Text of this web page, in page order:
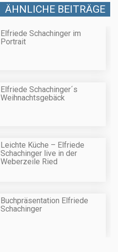
ÄHNLICHE BEITRÄGE
Elfriede Schachinger im
Portrait
Elfriede Schachinger´s
Weihnachtsgebäck
Leichte Küche – Elfriede
Schachinger live in der
Weberzeile Ried
Buchpräsentation Elfriede
Schachinger